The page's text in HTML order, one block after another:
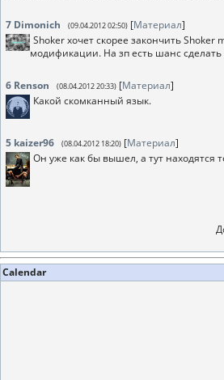
7 Dimonich (09.04.2012 02:50) [Материал]
Shoker хочет скорее закончить
модификации. На зп есть шанс
6 Renson (08.04.2012 20:33) [Материал]
Какой скомканный язык.
5 kaizer96 (08.04.2012 18:20) [Материал]
Он уже как бы вышел, а тут находятся
Calendar